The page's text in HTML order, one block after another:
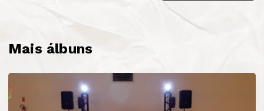
Mais álbuns